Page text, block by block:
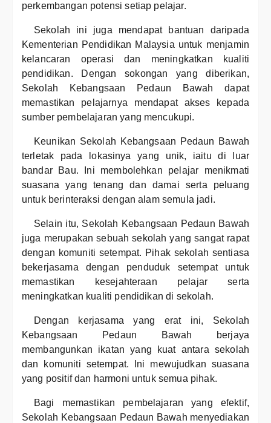
perkembangan potensi setiap pelajar.
Sekolah ini juga mendapat bantuan daripada
Kementerian Pendidikan Malaysia untuk menjamin
kelancaran operasi dan meningkatkan kualiti
pendidikan. Dengan sokongan yang diberikan,
Sekolah Kebangsaan Pedaun Bawah dapat
memastikan pelajarnya mendapat akses kepada
sumber pembelajaran yang mencukupi.
Keunikan Sekolah Kebangsaan Pedaun Bawah
terletak pada lokasinya yang unik, iaitu di luar
bandar Bau. Ini membolehkan pelajar menikmati
suasana yang tenang dan damai serta peluang
untuk berinteraksi dengan alam semula jadi.
Selain itu, Sekolah Kebangsaan Pedaun Bawah
juga merupakan sebuah sekolah yang sangat rapat
dengan komuniti setempat. Pihak sekolah sentiasa
bekerjasama dengan penduduk setempat untuk
memastikan kesejahteraan pelajar serta
meningkatkan kualiti pendidikan di sekolah.
Dengan kerjasama yang erat ini, Sekolah
Kebangsaan Pedaun Bawah berjaya
membangunkan ikatan yang kuat antara sekolah
dan komuniti setempat. Ini mewujudkan suasana
yang positif dan harmoni untuk semua pihak.
Bagi memastikan pembelajaran yang efektif,
Sekolah Kebangsaan Pedaun Bawah menyediakan